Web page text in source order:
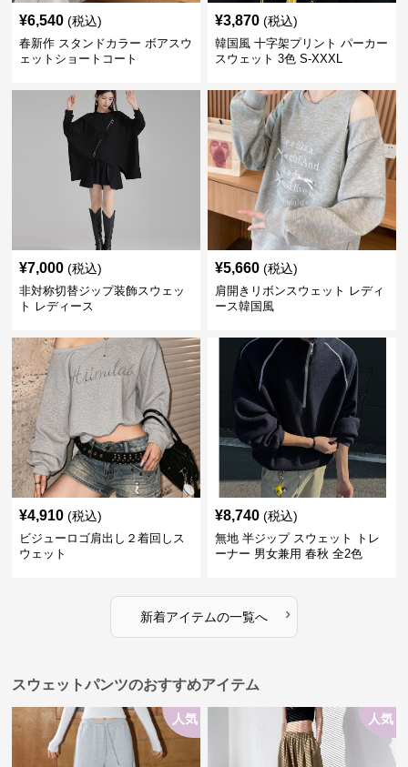
¥6,540 (税込)
春新作 スタンドカラー ボアスウ
ェットショートコート
¥3,870 (税込)
韓国風 十字架プリント パーカー
スウェット 3色 S-XXXL
¥7,000 (税込)
非対称切替ジップ装飾スウェッ
ト レディース
¥5,660 (税込)
肩開きリボンスウェット レディ
ース韓国風
¥4,910 (税込)
ビジューロゴ肩出し２着回しス
ウェット
¥8,740 (税込)
無地 半ジップ スウェット トレ
ーナー 男女兼用 春秋 全2色
新着アイテムの一覧へ ›
スウェットパンツのおすすめアイテム
人気 人気